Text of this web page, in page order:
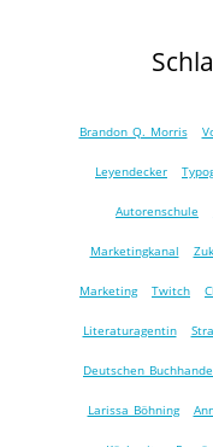
Brandon Q. Morris
Leyendecker
Autorenschule
Marketingkanal
Marketing Twitch
Literaturagentin
Deutschen
Larissa Böhning